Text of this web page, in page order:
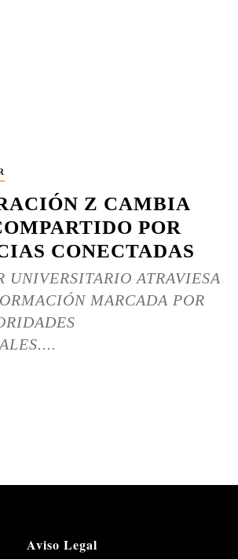
Z CAMBIA
POR
CONECTADAS
UNIVERSITARIO ATRAVIESA
MARCADA POR
Aviso Legal